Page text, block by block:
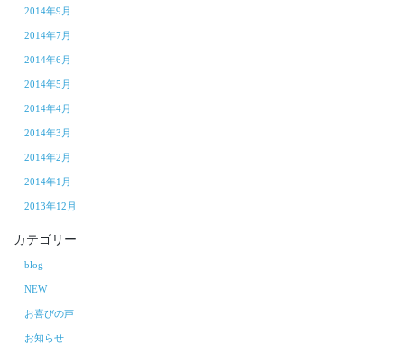
2014年9月
2014年7月
2014年6月
2014年5月
2014年4月
2014年3月
2014年2月
2014年1月
2013年12月
カテゴリー
blog
NEW
お喜びの声
お知らせ